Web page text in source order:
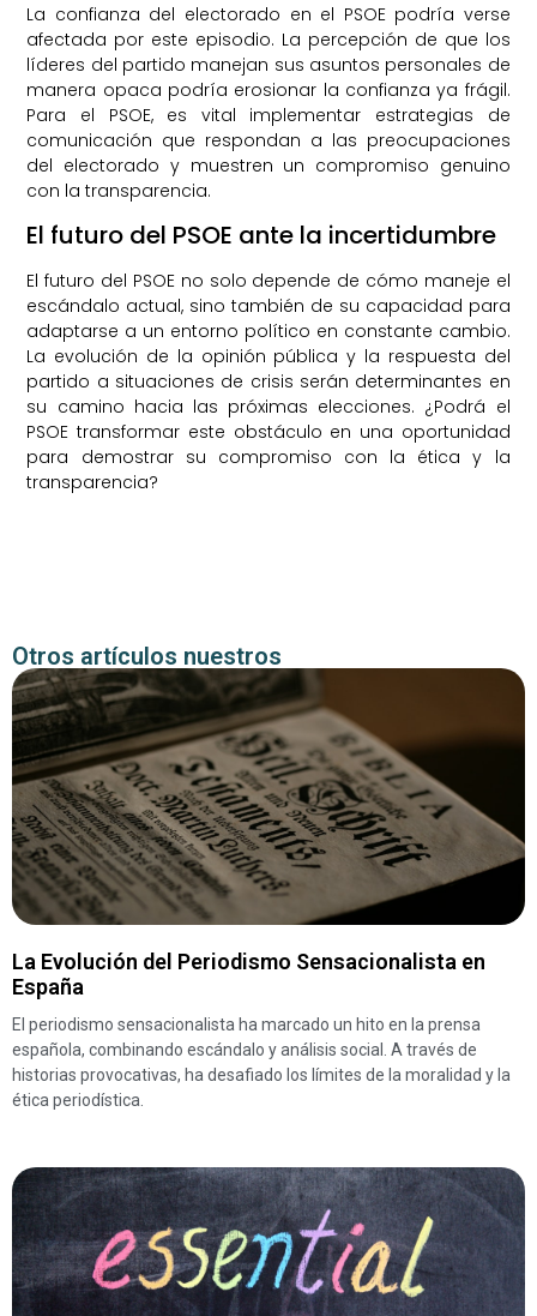
La confianza del electorado en el PSOE podría verse
afectada por este episodio. La percepción de que los
líderes del partido manejan sus asuntos personales de
manera opaca podría erosionar la confianza ya frágil.
Para el PSOE, es vital implementar estrategias de
comunicación que respondan a las preocupaciones
del electorado y muestren un compromiso genuino
con la transparencia.
El futuro del PSOE ante la incertidumbre
El futuro del PSOE no solo depende de cómo maneje el
escándalo actual, sino también de su capacidad para
adaptarse a un entorno político en constante cambio.
La evolución de la opinión pública y la respuesta del
partido a situaciones de crisis serán determinantes en
su camino hacia las próximas elecciones. ¿Podrá el
PSOE transformar este obstáculo en una oportunidad
para demostrar su compromiso con la ética y la
transparencia?
Otros artículos nuestros
La Evolución del Periodismo Sensacionalista en
España
El periodismo sensacionalista ha marcado un hito en la prensa
española, combinando escándalo y análisis social. A través de
historias provocativas, ha desafiado los límites de la moralidad y la
ética periodística.